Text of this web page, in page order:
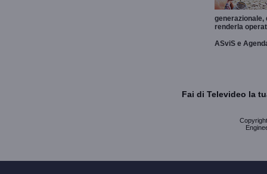
generazionale,
renderla
ASviS e
Fai di Televideo la